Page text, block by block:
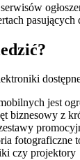
jest
biznesowy z
fotograficzne
czy projektory